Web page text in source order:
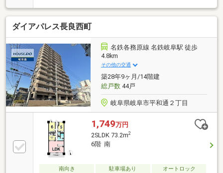
道本線「岐阜」駅…約3400ｍ名鉄名古屋本線「笠松」
駅…約2100ｍ茜部小学校…約550ｍ加納中学校…約2200
ダイアパレス長良西町
名鉄各務原線 名鉄岐阜駅 徒歩
4.8km
その他の交通
築28年9ヶ月/14階建
総戸数44戸
岐阜県岐阜市平和通２丁目
1,749万円
2SLDK 73.2m2
6階 南
南向き 駐車場あり オートロック